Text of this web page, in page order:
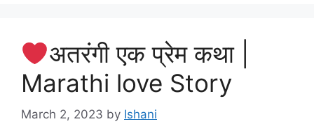
अतरंगी एक प्रेम कथा |
Marathi love Story
March 2, 2023 by Ishani